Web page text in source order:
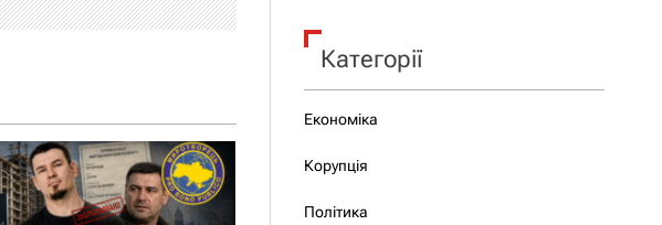
Категорії
Економіка
Корупція
Політика